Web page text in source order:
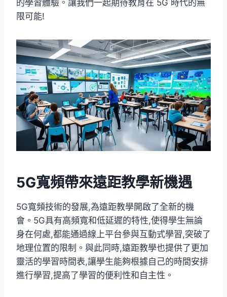
的學習體驗。讓我們一起期待教育在 5G 時代的無
限可能!
5G寬頻帶來遠距教學新機遇
5G寬頻技術的發展,為遠距教學開啟了全新的機
會。5G具有高頻寬和低延遲的特性,使得學生無論
身在何處,都能通過線上平台參與互動式學習,突破了
地理位置的限制。與此同時,遠距教學也提供了更加
靈活的學習時間表,讓學生能夠根據自己的時間安排
進行學習,提高了學習的便利性和自主性。